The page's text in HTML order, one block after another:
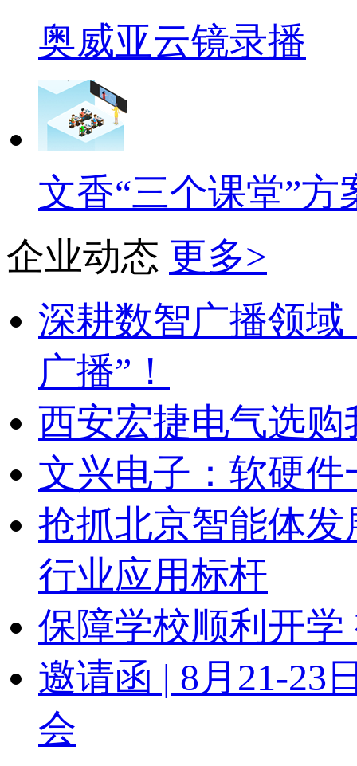
奥威亚云镜录播
文香“三个课堂”方
企业动态 更多>
深耕数智广播领
广播”！
西安宏捷电气选购
文兴电子：软硬
抢抓北京智能体
行业应用标杆
保障学校顺利开
邀请函 | 8月21-23
会